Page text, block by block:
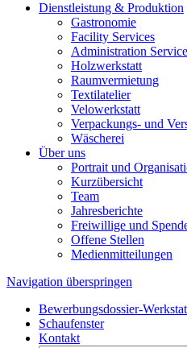
Dienstleistung & Produktion
Gastronomie
Facility Services
Administration
Holzwerkstatt
Raumvermietung
Textilatelier
Velowerkstatt
Verpackungs- und
Wäscherei
Über uns
Portrait und
Kurzübersicht
Team
Jahresberichte
Freiwillige und
Offene Stellen
Medienmitteilungen
Navigation überspringen
Bewerbungsdossier-
Schaufenster
Kontakt